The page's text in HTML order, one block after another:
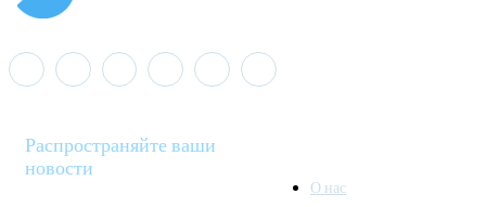
Распространяйте ваши
новости
О нас